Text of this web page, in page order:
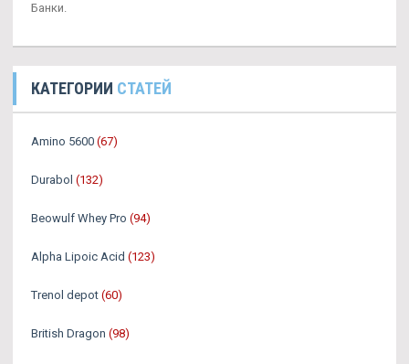
Банки.
КАТЕГОРИИ СТАТЕЙ
Amino 5600 (67)
Durabol (132)
Beowulf Whey Pro (94)
Alpha Lipoic Acid (123)
Trenol depot (60)
British Dragon (98)